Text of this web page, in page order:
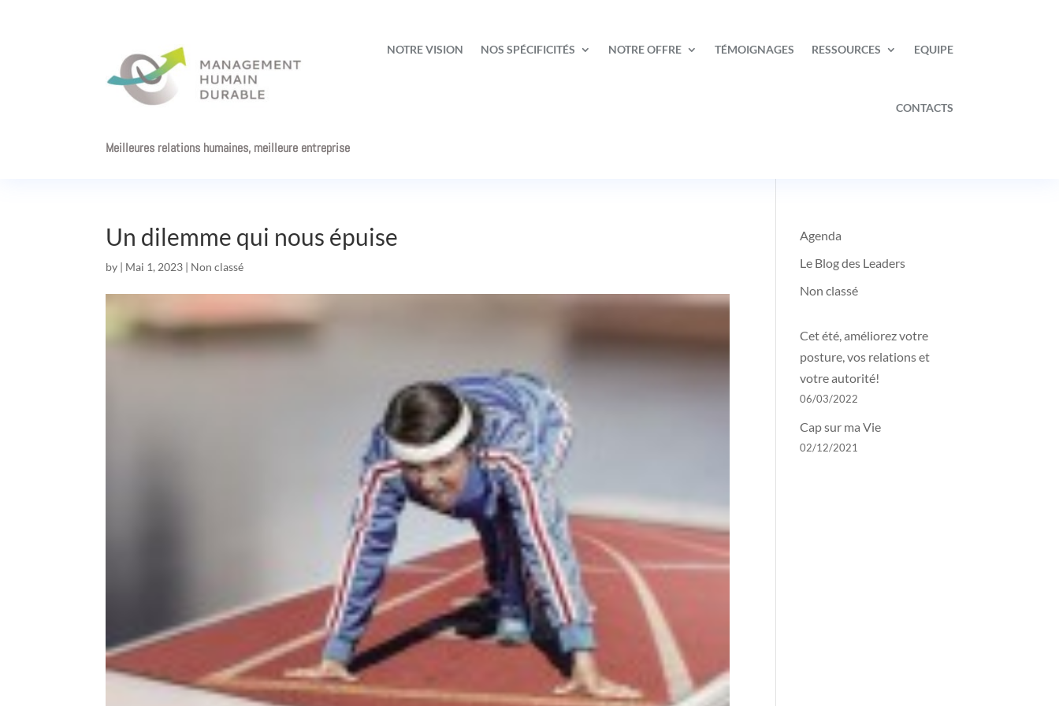
NOTRE VISION NOS SPÉCIFICITÉS NOTRE OFFRE TÉMOIGNAGES RESSOURCES EQUIPE
CONTACTS
Meilleures relations humaines, meilleure entreprise
Un dilemme qui nous épuise
by | Mai 1, 2023 | Non classé
Agenda
Le Blog des Leaders
Non classé
Cet été, améliorez votre
posture, vos relations et
votre autorité!
06/03/2022
Cap sur ma Vie
02/12/2021